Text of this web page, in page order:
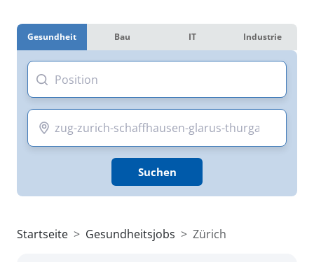
Gesundheit Bau IT Industrie
Suchen
Startseite Gesundheitsjobs Zürich